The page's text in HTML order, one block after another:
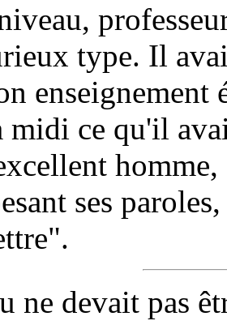
type. Il
midi ce qu'il
ses
ne devait pas